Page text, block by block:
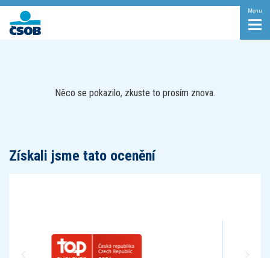
Menu
Něco se pokazilo, zkuste to prosím znova.
Získali jsme tato ocenění